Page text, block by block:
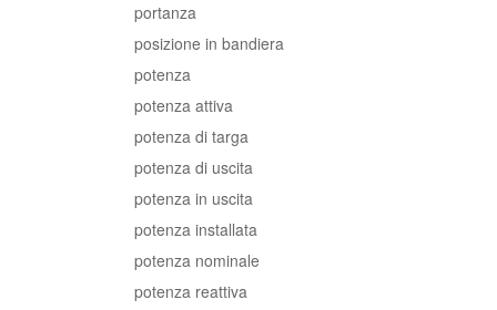
portanza
posizione in bandiera
potenza
potenza attiva
potenza di targa
potenza di uscita
potenza in uscita
potenza installata
potenza nominale
potenza reattiva